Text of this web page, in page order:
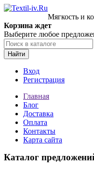
Мягкость и
Корзина ждет
Выберите любое
Найти
Вход
Регистрация
Главная
Блог
Доставка
Оплата
Контакты
Карта сайта
Каталог